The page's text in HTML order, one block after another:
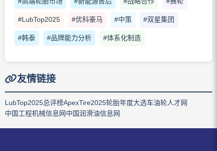
#LubTop2025 #优科豪马 #中策 #双星集团
#韩泰 #品牌能力分析 #体系化制造
友情链接
LubTop2025总评榜ApexTire2025轮胎年度大选车油轮人才网
中国工程机械信息网中国润滑油信息网